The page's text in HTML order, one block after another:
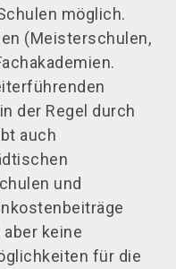
möglich.
(Meisterschulen,
der Regel durch
auch
und
keine
für die